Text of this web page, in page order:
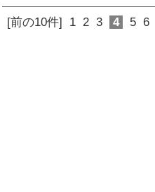
[前の10件] 1 2 3 4 5 6